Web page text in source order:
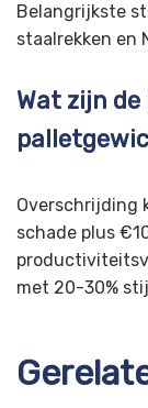
Belangrijkste
staalrekken en
Wat zijn
Overschrijding
schade plus
met 20-30%